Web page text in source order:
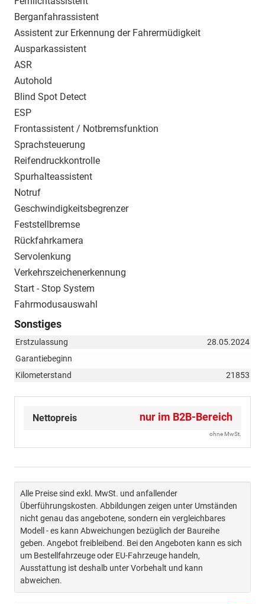
Berganfahrassistent
Assistent zur Erkennung der Fahrermüdigkeit
Ausparkassistent
ASR
Autohold
Blind Spot Detect
ESP
Frontassistent / Notbremsfunktion
Sprachsteuerung
Reifendruckkontrolle
Spurhalteassistent
Notruf
Geschwindigkeitsbegrenzer
Feststellbremse
Rückfahrkamera
Servolenkung
Verkehrszeichenerkennung
Start - Stop System
Fahrmodusauswahl
Sonstiges
Erstzulassung
28.05.2024
Garantiebeginn
Kilometerstand
21853
Nettopreis nur im B2B-Bereich
ohne MwSt.
Alle Preise sind exkl. MwSt. und anfallender
Überführungskosten. Abbildungen zeigen unter Umständen
nicht genau das angebotene, sondern ein vergleichbares
Modell - es kann Abweichungen bezüglich der Baureihe
geben. Angebot freibleibend. Bei den Angeboten kann es sich
um Bestellfahrzeuge oder EU-Fahrzeuge handeln,
Ausstattung ist deshalb unter Vorbehalt und kann
abweichen.